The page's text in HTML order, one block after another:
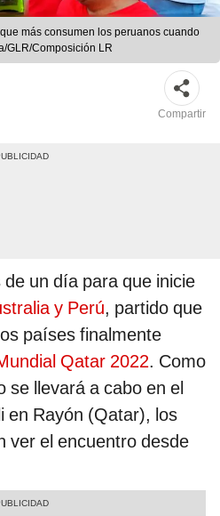
más consumen los peruanos cuando
GLR/Composición LR
Compartir
un día para que inicie
y Perú, partido que
países finalmente
Qatar 2022. Como
se llevará a cabo en el
en Rayón (Qatar), los
ver el encuentro desde